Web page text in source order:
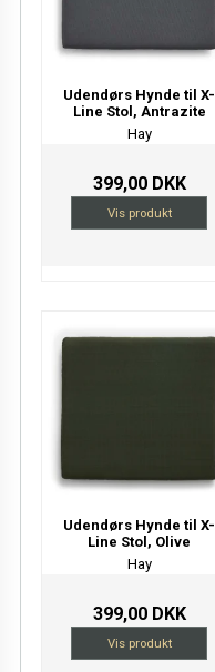
Udendørs Hynde til X-
Line Stol, Antrazite
Hay
399,00 DKK
Vis produkt
Udendørs Hynde til X-
Line Stol, Olive
Hay
399,00 DKK
Vis produkt